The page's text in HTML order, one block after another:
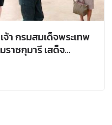
า กรมสมเด็จพระเทพ
าชกุมารี เสด็จ
ลัยราชภัฏเลย โดย